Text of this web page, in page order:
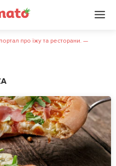
про їжу та ресторани. —